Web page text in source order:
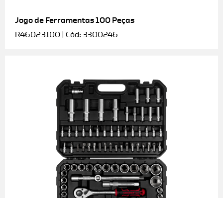
Jogo de Ferramentas 100 Peças
R46023100 | Cód: 3300246